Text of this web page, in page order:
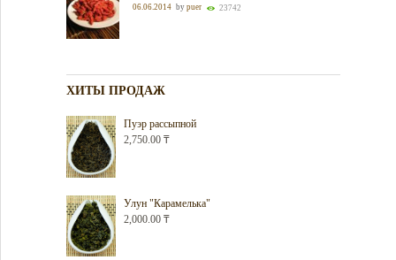
06.06.2014 by puer 23742
ХИТЫ ПРОДАЖ
Пуэр рассыпной
2,750.00 ₸
Улун "Карамелька"
2,000.00 ₸